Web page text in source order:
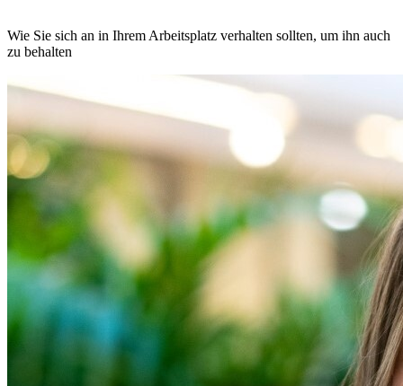
Wie Sie sich an in Ihrem Arbeitsplatz verhalten sollten, um ihn auch
zu behalten